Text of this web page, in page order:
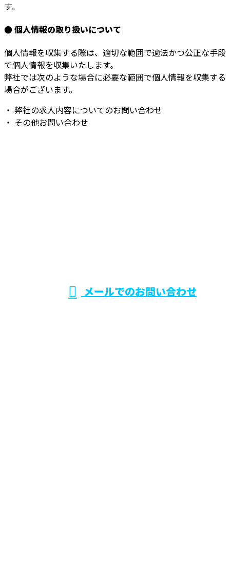
す。
● 個人情報の取り扱いについて
個人情報を収集する際は、適切な範囲で適法かつ公正な手段
で個人情報を収集いたします。
弊社では次のような場合に必要な範囲で個人情報を収集する
場合がございます。
・ 弊社の求人内容についてのお問い合わせ
・ その他お問い合わせ
メールでのお問い合わせ